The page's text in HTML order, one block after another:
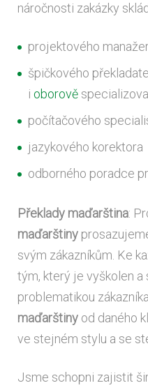
náročnosti zakázky
projektového
špičkového
i oborově
počítačového
jazykového korektora
odborného poradce
Překlady maďarština:
maďarštiny
svým zákazníkům. Ke
tým, který je vyškolen a
problematikou
maďarštiny od daného
ve stejném stylu a se
Jsme schopni zajistit